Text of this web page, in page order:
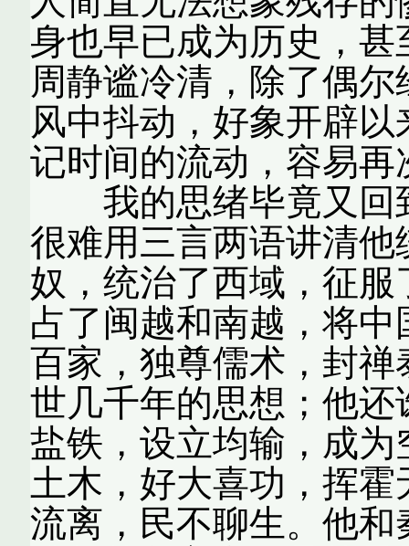
身也早已成为历史，
周静谧冷清，除了偶
风中抖动，好象开辟
记时间的流动，容易
我的思绪毕竟又回
很难用三言两语讲清
奴，统治了西域，征
占了闽越和南越，将
百家，独尊儒术，封
世几千年的思想；他
盐铁，设立均输，成
土木，好大喜功，挥
流离，民不聊生。他